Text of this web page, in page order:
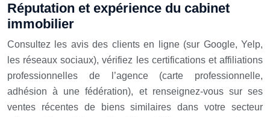
Réputation et expérience du cabinet
immobilier
Consultez les avis des clients en ligne (sur Google, Yelp,
les réseaux sociaux), vérifiez les certifications et affiliations
professionnelles de l’agence (carte professionnelle,
adhésion à une fédération), et renseignez-vous sur ses
ventes récentes de biens similaires dans votre secteur